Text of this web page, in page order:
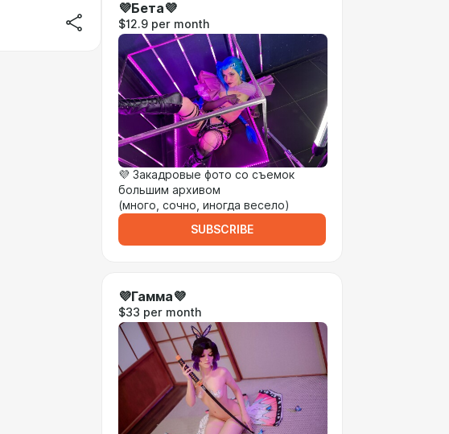
💜Бета💜
$12.9 per month
💜 Закадровые фото со съемок
большим архивом
(много, сочно, иногда весело)
SUBSCRIBE
💜Гамма💜
$33 per month